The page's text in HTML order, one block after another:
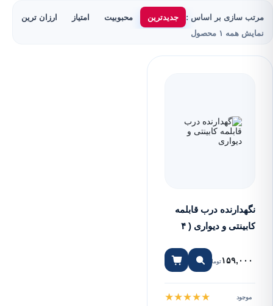
مرتب سازی بر اساس : جدیدترین محبوبیت امتیاز ارزان ترین
نمایش همه ۱ محصول
نگهدارنده درب قابلمه
کابینتی و دیواری ( ۴
۱۵۹,۰۰۰ تومان
موجود ★★★★★